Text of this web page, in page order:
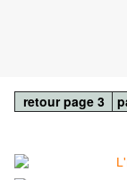
retour page 3